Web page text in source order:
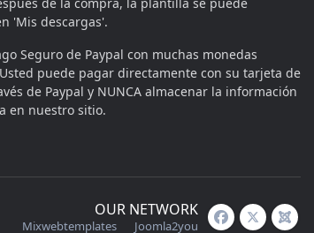
'Mis descargas'.
Seguro de Paypal con muchas monedas
puede pagar directamente con su tarjeta de
de Paypal y NUNCA almacenar la información
en nuestro sitio.
OUR NETWORK
Mixwebtemplates Joomla2you